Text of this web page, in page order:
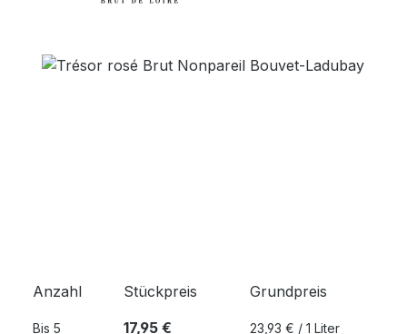
Bildergalerie überspringen
Anzahl Stückpreis Grundpreis
Bis 5 17,95 € 23,93 € / 1 Liter